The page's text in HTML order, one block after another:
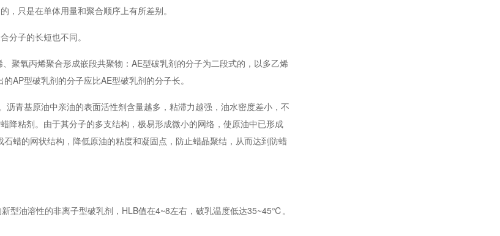
，只是在单体用量和聚合顺序上有所差别。
分子的长短也不同。
聚氧丙烯聚合形成嵌段共聚物：AE型破乳剂的分子为二段式的，以多乙烯
AP型破乳剂的分子应比AE型破乳剂的分子长。
青基原油中亲油的表面活性剂含量越多，粘滞力越强，油水密度差小，不
降粘剂。由于其分子的多支结构，极易形成微小的网络，使原油中已形成
蜡的网状结构，降低原油的粘度和凝固点，防止蜡晶聚结，从而达到防蜡
型油溶性的非离子型破乳剂，HLB值在4~8左右，破乳温度低达35~45℃。